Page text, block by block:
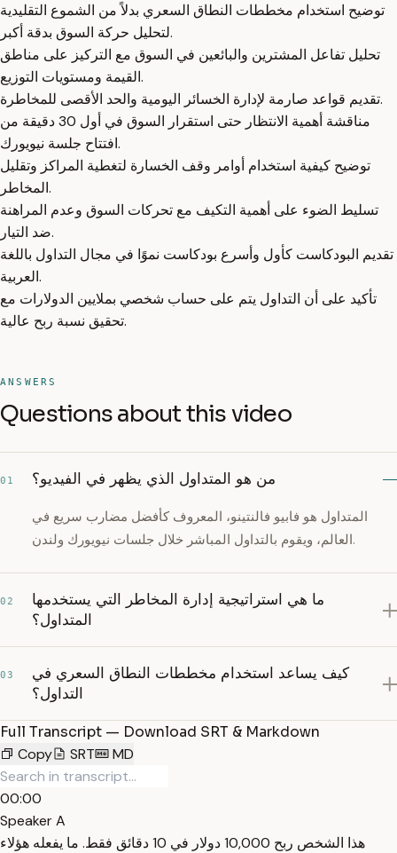
توضيح استخدام مخططات النطاق السعري بدلاً من الشموع التقليدية
لتحليل حركة السوق بدقة أكبر.
تحليل تفاعل المشترين والبائعين في السوق مع التركيز على مناطق
القيمة ومستويات التوزيع.
تقديم قواعد صارمة لإدارة الخسائر اليومية والحد الأقصى للمخاطرة.
مناقشة أهمية الانتظار حتى استقرار السوق في أول 30 دقيقة من
افتتاح جلسة نيويورك.
توضيح كيفية استخدام أوامر وقف الخسارة لتغطية المراكز وتقليل
المخاطر.
تسليط الضوء على أهمية التكيف مع تحركات السوق وعدم المراهنة
ضد التيار.
تقديم البودكاست كأول وأسرع بودكاست نموًا في مجال التداول باللغة
العربية.
تأكيد على أن التداول يتم على حساب شخصي بملايين الدولارات مع
تحقيق نسبة ربح عالية.
ANSWERS
Questions about this video
01 من هو المتداول الذي يظهر في الفيديو؟
المتداول هو فابيو فالنتينو، المعروف كأفضل مضارب سريع في
العالم، ويقوم بالتداول المباشر خلال جلسات نيويورك ولندن.
02
ما هي استراتيجية إدارة المخاطر التي يستخدمها
المتداول؟
03
كيف يساعد استخدام مخططات النطاق السعري في
التداول؟
Full Transcript — Download SRT & Markdown
Copy
SRT MD
00:00
Speaker A
هذا الشخص ربح 10,000 دولار في 10 دقائق فقط. ما يفعله هؤلاء